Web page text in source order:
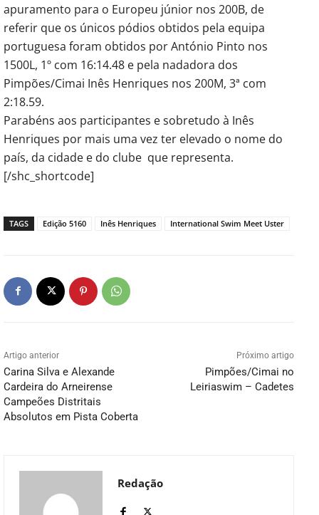
apuramento para o Europeu júnior nos 200B, de
referir que os únicos pódios obtidos pela equipa
portuguesa foram obtidos por António Pinto nos
1500L, 1º com 16:14.48 e pela nadadora dos
Pimpões/Cimai Inês Henriques nos 200M, 3ª com
2:18.59.
Parabéns aos participantes e sobretudo à Inês
Henriques por mais uma vez ter elevado o nome do
país, da cidade e do clube que representa.
[/shc_shortcode]
TAGS Edição 5160 Inês Henriques International Swim Meet Uster
Artigo anterior
Carina Silva e Alexande
Cardeira do Arneirense
Campeões Distritais
Absolutos em Pista Coberta
Próximo artigo
Pimpões/Cimai no
Leiriaswim – Cadetes
Redação